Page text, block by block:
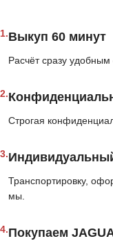
1.Выкуп 60 минут
Расчёт сразу
2.
Строгая
3.
Транспортировку,
мы.
4.Покупаем